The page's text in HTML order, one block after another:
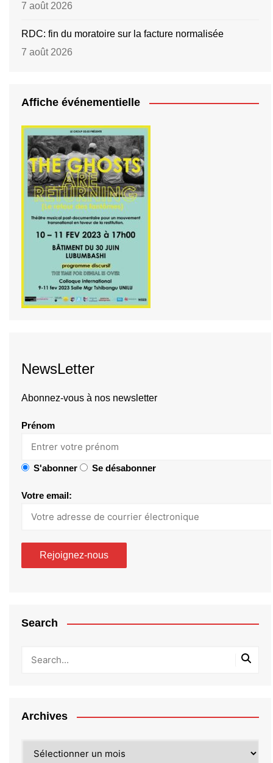
7 août 2026
RDC: fin du moratoire sur la facture normalisée
7 août 2026
Affiche événementielle
NewsLetter
Abonnez-vous à nos newsletter
Prénom
S'abonner Se désabonner
Votre email:
Search
Archives